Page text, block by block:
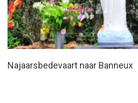
Najaarsbedevaart naar Banneux